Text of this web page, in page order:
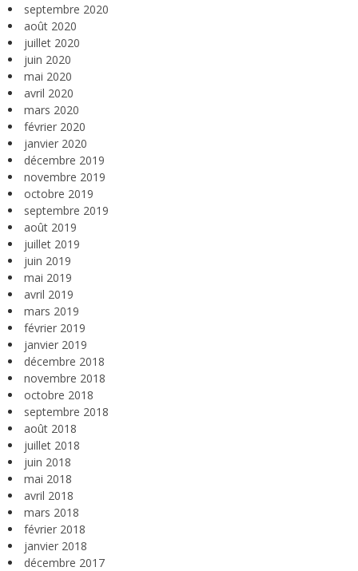
septembre 2020
août 2020
juillet 2020
juin 2020
mai 2020
avril 2020
mars 2020
février 2020
janvier 2020
décembre 2019
novembre 2019
octobre 2019
septembre 2019
août 2019
juillet 2019
juin 2019
mai 2019
avril 2019
mars 2019
février 2019
janvier 2019
décembre 2018
novembre 2018
octobre 2018
septembre 2018
août 2018
juillet 2018
juin 2018
mai 2018
avril 2018
mars 2018
février 2018
janvier 2018
décembre 2017